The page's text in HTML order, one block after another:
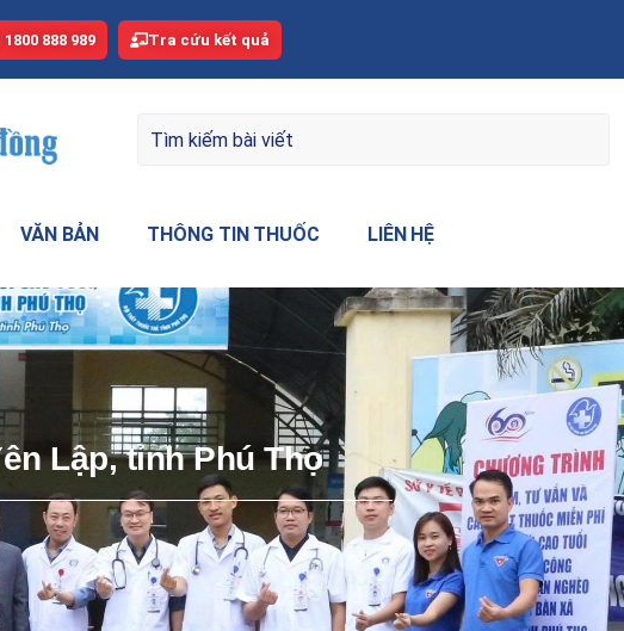
888 989 Tra cứu kết quả
VĂN BẢN THÔNG TIN THUỐC LIÊN HỆ
Lập, tỉnh Phú Thọ